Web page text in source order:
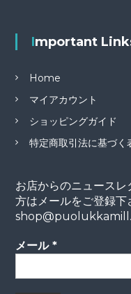
Important
Home
マイアカウント
ショッピングガイド
特定商取引法に基づく
お店からのニュース
方はメールをご登録下
メール *